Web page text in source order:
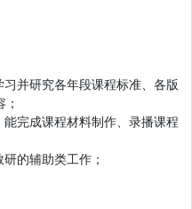
并研究各年段课程标准、各版
完成课程材料制作、录播课程
的辅助类工作；